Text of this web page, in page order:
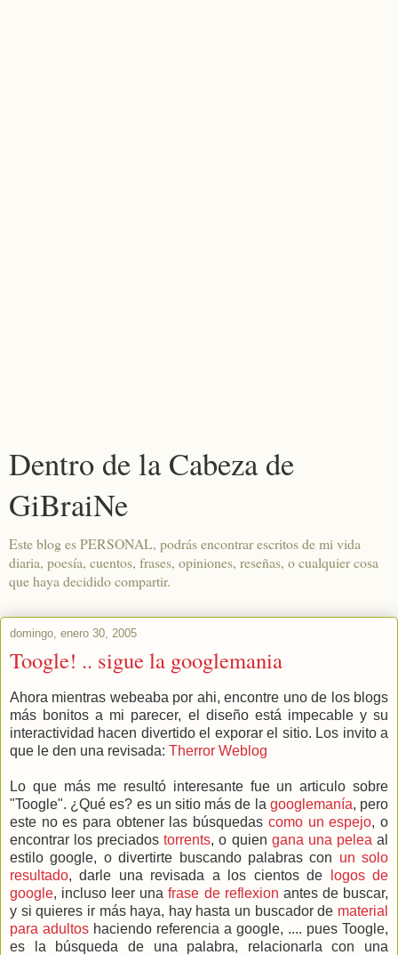
Dentro de la Cabeza de
GiBraiNe
Este blog es PERSONAL, podrás encontrar escritos de mi vida
diaria, poesía, cuentos, frases, opiniones, reseñas, o cualquier cosa
que haya decidido compartir.
domingo, enero 30, 2005
Toogle! .. sigue la googlemania
Ahora mientras webeaba por ahi, encontre uno de los blogs
más bonitos a mi parecer, el diseño está impecable y su
interactividad hacen divertido el exporar el sitio. Los invito a
que le den una revisada: Therror Weblog
Lo que más me resultó interesante fue un articulo sobre
"Toogle". ¿Qué es? es un sitio más de la googlemanía, pero
este no es para obtener las búsquedas como un espejo, o
encontrar los preciadostorrents, o quien gana una pelea al
estilo google, o divertirte buscando palabras con un solo
resultado, darle una revisada a los cientos de
logos de
google, incluso leer unafrase de reflexion antes de buscar,
y si quieres ir más haya, hay hasta un buscador de material
para adultos haciendo referencia a google, .... pues Toogle,
es la búsqueda de una palabra, relacionarla con una